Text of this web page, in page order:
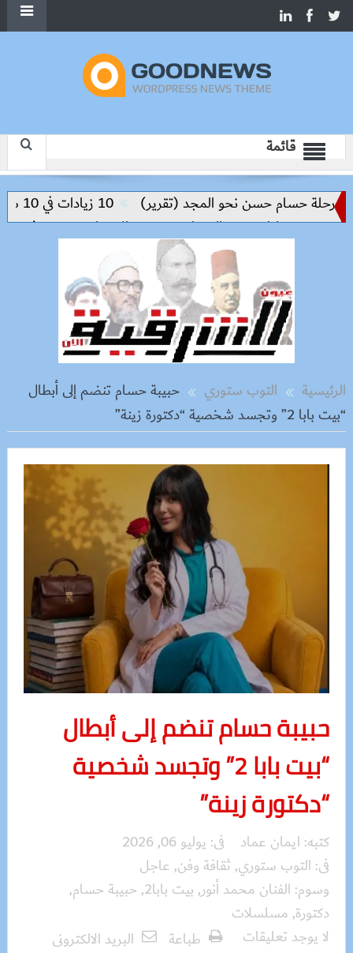
قائمة
حسام حسن نحو المجد (تقرير)
10 زيادات في 10 سنوات.. هل حان الوقت لرفع دعم البنزين نهائيا؟
من مخاطر مرض السعار
وزيرة الإسكان تسرّع توفيق أوضاع
الرئيسية التوب ستوري
حبيبة حسام تنضم إلى أبطال
“بيت بابا 2” وتجسد شخصية “دكتورة زينة”
حبيبة حسام تنضم إلى أبطال
“بيت بابا 2” وتجسد شخصية
“دكتورة زينة”
كتبه: ايمان عماد فى: يوليو 06, 2026
فى: التوب ستوري, ثقافة وفن, عاجل
وسوم: الفنان محمد أنور, بيت بابا2 , حبيبة حسام,
دكتورة, مسلسلات
لا يوجد تعليقات
طباعة البريد الالكترونى